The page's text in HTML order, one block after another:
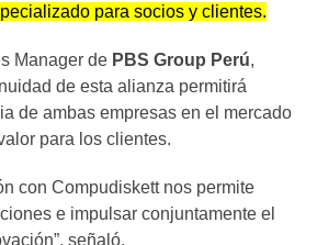
para socios y clientes.
Manager de PBS Group Perú,
de esta alianza permitirá
de ambas empresas en el mercado
para los clientes.
con Compudiskett nos permite
e impulsar conjuntamente el
señaló.